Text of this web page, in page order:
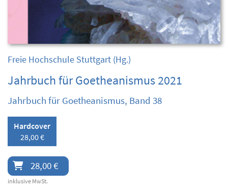
Freie Hochschule Stuttgart (Hg.)
Jahrbuch für Goetheanismus 2021
Jahrbuch für Goetheanismus, Band 38
Hardcover
28,00 €
28,00 €
inklusive MwSt.